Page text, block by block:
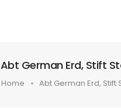
Abt German Erd, Stift
Home Abt German Erd, Stift